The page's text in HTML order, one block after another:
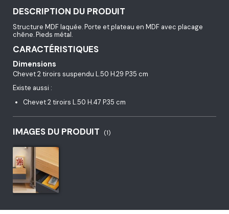
DESCRIPTION DU PRODUIT
Structure MDF laquée. Porte et plateau en MDF avec placage
chêne. Pieds métal.
CARACTÉRISTIQUES
Dimensions
Chevet 2 tiroirs suspendu L.50 H.29 P.35 cm
Existe aussi :
Chevet 2 tiroirs L.50 H.47 P.35 cm
IMAGES DU PRODUIT (1)